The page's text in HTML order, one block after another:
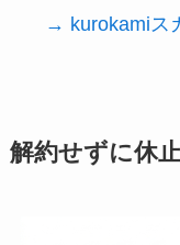
→ kurokamiス
解約せずに休